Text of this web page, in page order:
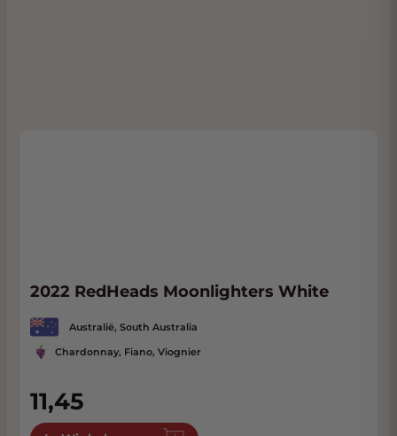
2022 RedHeads Moonlighters White
Australië, South Australia
Chardonnay, Fiano, Viognier
11,45